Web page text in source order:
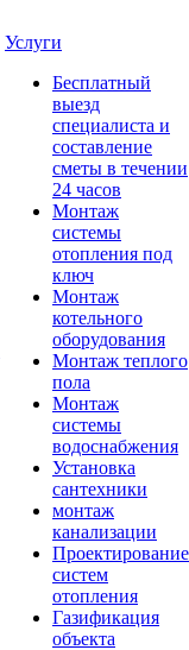
Услуги
Бесплатный
выезд
специалиста и
составление
сметы в течении
24 часов
Монтаж
системы
отопления под
ключ
Монтаж
котельного
оборудования
Монтаж теплого
пола
Монтаж
системы
водоснабжения
Установка
сантехники
монтаж
канализации
Проектирование
систем
отопления
Газификация
объекта